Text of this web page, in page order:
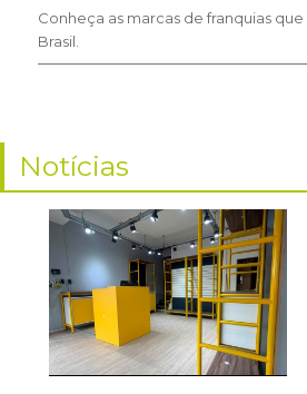
Conheça as marcas de franquias
Brasil.
Notícias